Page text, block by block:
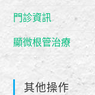
門診資訊
顯微根管治療
其他操作